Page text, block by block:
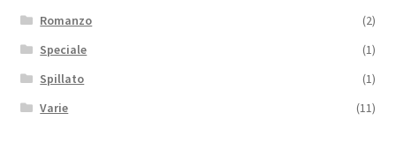
Romanzo
(2)
Speciale
(1)
Spillato
(1)
Varie
(11)